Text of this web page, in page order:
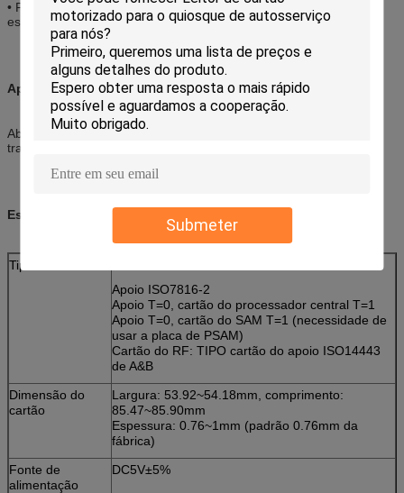
Submeter
• Projeto especial do defletor para o leitor de protecção do objeto
estrangeiro
Aplicações:
Abasteça dispensar, jogo, o governo, sistema de estacionamento,
transporte AFC, utilidade
Especificações:
Tipo de cartão
Apoio ISO7816-2
Apoio T=0, cartão do processador central T=1
Apoio T=0, cartão do SAM T=1 (necessidade de
usar a placa de PSAM)
Cartão do RF: TIPO cartão do apoio ISO14443
de A&B
Dimensão do
cartão
Largura: 53.92~54.18mm, comprimento:
85.47~85.90mm
Espessura: 0.76~1mm (padrão 0.76mm da
fábrica)
Fonte de
alimentação
DC5V±5%